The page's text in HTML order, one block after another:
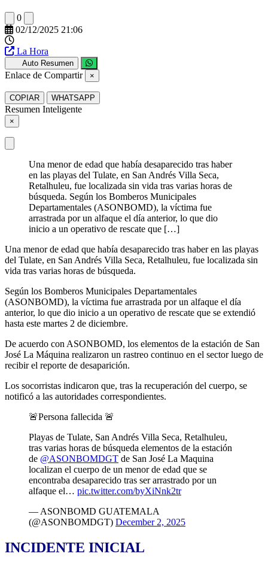
0
02/12/2025 21:06
La Hora
Auto Resumen
Enlace de Compartir ×
COPIAR WHATSAPP
Resumen Inteligente
×
Una menor de edad que había desaparecido tras haber
en las playas del Tulate, en San Andrés Villa Seca,
Retalhuleu, fue localizada sin vida tras varias horas de
búsqueda. Según los Bomberos Municipales
Departamentales (ASONBOMD), la víctima fue
arrastrada por un alfaque el día anterior, lo que dio
inicio a un operativo de rescate que […]
Una menor de edad que había desaparecido tras haber en las playas
del Tulate, en San Andrés Villa Seca, Retalhuleu, fue localizada sin
vida tras varias horas de búsqueda.
Según los Bomberos Municipales Departamentales
(ASONBOMD), la víctima fue arrastrada por un alfaque el día
anterior, lo que dio inicio a un operativo de rescate que se extendió
hasta este martes 2 de diciembre.
De acuerdo con ASONBOMD, los elementos de la estación de San
José La Máquina realizaron un rastreo continuo en el sector luego de
recibir el reporte de desaparición.
Los socorristas indicaron que, tras la recuperación del cuerpo, se
notificó a las autoridades correspondientes.
🚨Persona fallecida 🚨
Playas de Tulate, San Andrés Villa Seca, Retalhuleu,
tras varias horas de búsqueda elementos de la estación
de @ASONBOMDGT de San José La Maquina
localizan el cuerpo de un menor de edad que se
encontraba desaparecido tras ser arrastrado por un
alfaque el… pic.twitter.com/byXiNnk2tr
— ASONBOMD GUATEMALA
(@ASONBOMDGT) December 2, 2025
INCIDENTE INICIAL